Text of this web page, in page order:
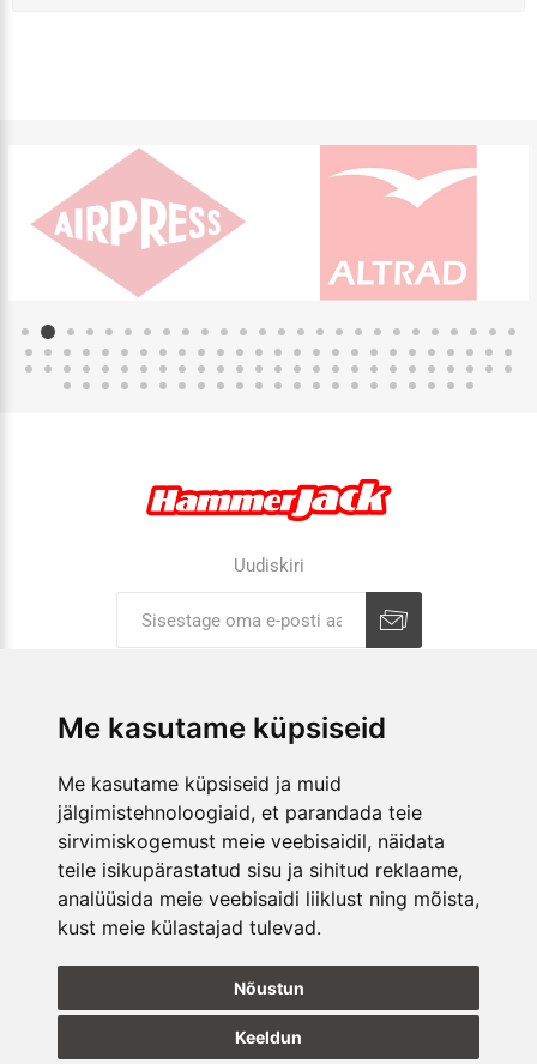
Me kasutame küpsiseid
Me kasutame küpsiseid ja muid
jälgimistehnoloogiaid, et parandada teie
sirvimiskogemust meie veebisaidil, näidata
teile isikupärastatud sisu ja sihitud reklaame,
analüüsida meie veebisaidi liiklust ning mõista,
kust meie külastajad tulevad.
Nõustun
Keeldun
Uudiskiri
E-POOD
KAUPLUSED